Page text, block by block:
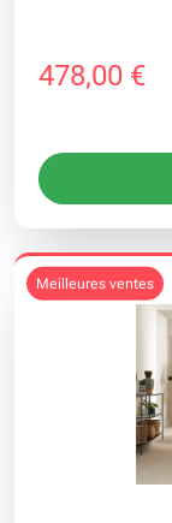
478,00 €
meilleures ventes